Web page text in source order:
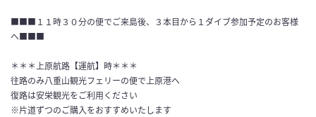
■■■１１時３０分の便でご来島後、３本目から１ダイブ参加予定のお客様
へ■■■
＊＊＊上原航路【運航】時＊＊＊
往路のみ八重山観光フェリーの便で上原港へ
復路は安栄観光をご利用ください
※片道ずつのご購入をおすすめいたします